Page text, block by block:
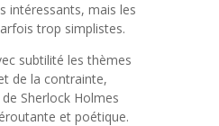
intéressants, mais les
trop simplistes.
subtilité les thèmes
de la contrainte,
Sherlock Holmes
et poétique.